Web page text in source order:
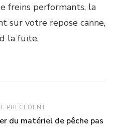
freins performants, la
sur votre repose canne,
la fuite.
PRÉCÉDENT
du matériel de pêche pas